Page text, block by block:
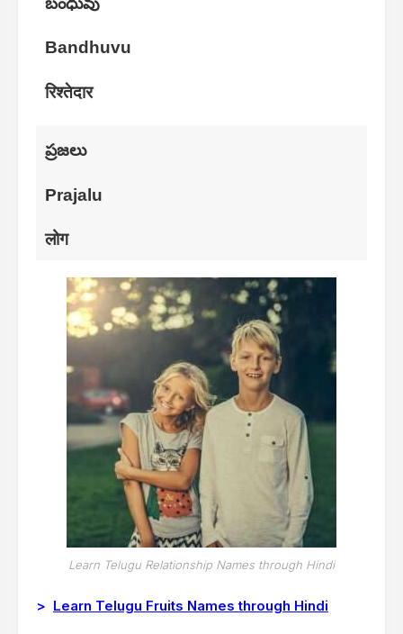
Bandhuvu
रिश्तेदार
ప్రజలు
Prajalu
लोग
Learn Telugu Relationship Names through Hindi
> Learn Telugu Fruits Names through Hindi